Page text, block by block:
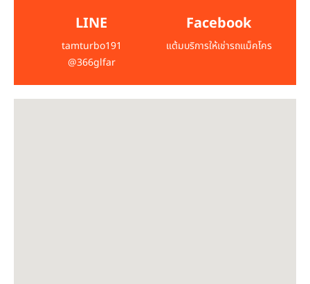
LINE
tamturbo191
@366glfar
Facebook
แต้มบริการให้เช่ารถแม็คโคร